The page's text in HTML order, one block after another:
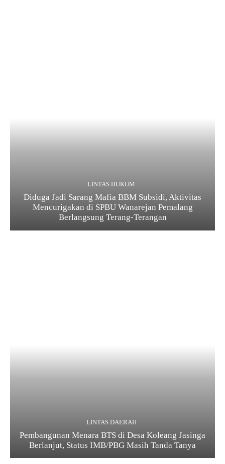
LINTAS HUKUM
Diduga Jadi Sarang Mafia BBM Subsidi, Aktivitas
Mencurigakan di SPBU Wanarejan Pemalang
Berlangsung Terang-Terangan
LINTAS DAERAH
Pembangunan Menara BTS di Desa Koleang Jasinga
Berlanjut, Status IMB/PBG Masih Tanda Tanya